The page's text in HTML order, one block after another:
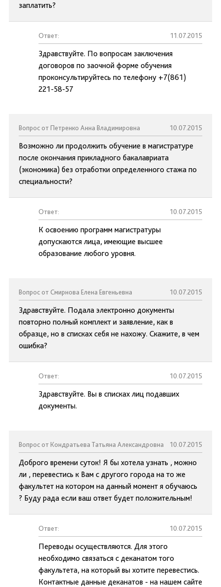
заплатить?
Ответ: 11.07.2015
Здравствуйте. По вопросам заключения
договоров по заочной форме обучения
проконсультируйтесь по телефону +7(861)
221-58-57
Вопрос от Петренко Анна Владимировна 10.07.2015
Возможно ли продолжить обучение в магистратуре
после окончания прикладного бакалавриата
(экономика) без отработки определенного стажа по
специальности?
Ответ: 10.07.2015
К освоению программ магистратуры
допускаются лица, имеющие высшее
образование любого уровня.
Вопрос от Смирнова Елена Евгеньевна 10.07.2015
Здравствуйте. Подала электронно документы
повторно полный комплект и заявление, как в
образце, но в списках себя не нахожу. Скажите, в чем
ошибка?
Ответ: 10.07.2015
Здравствуйте. Вы в списках лиц подавших
документы.
Вопрос от Кондратьева Татьяна Александровна 10.07.2015
Доброго времени суток! Я бы хотела узнать , можно
ли , перевестись к Вам с другого города на то же
факультет на котором на данный момент я обучаюсь
? Буду рада если ваш ответ будет положительным!
Ответ: 10.07.2015
Переводы осуществляются. Для этого
необходимо связаться с деканатом того
факультета, на который вы хотите перевестись.
Контактные данные деканатов - на нашем сайте